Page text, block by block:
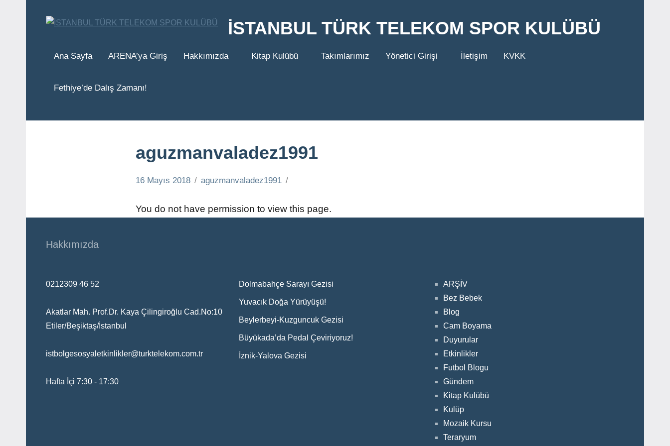
İSTANBUL TÜRK TELEKOM SPOR KULÜBÜ
Ana Sayfa ARENA’ya Giriş Hakkımızda Kitap Kulübü Takımlarımız Yönetici Girişi İletişim KVKK
Fethiye’de Dalış Zamanı!
aguzmanvaladez1991
16 Mayıs 2018 aguzmanvaladez1991
You do not have permission to view this page.
Hakkımızda
0212309 46 52
Akatlar Mah. Prof.Dr. Kaya Çilingiroğlu Cad.No:10
Etiler/Beşiktaş/İstanbul
istbolgesosyaletkinlikler@turktelekom.com.tr
Hafta İçi 7:30 - 17:30
Dolmabahçe Sarayı Gezisi
Yuvacık Doğa Yürüyüşü!
Beylerbeyi-Kuzguncuk Gezisi
Büyükada’da Pedal Çeviriyoruz!
İznik-Yalova Gezisi
ARŞİV
Bez Bebek
Blog
Cam Boyama
Duyurular
Etkinlikler
Futbol Blogu
Gündem
Kitap Kulübü
Kulüp
Mozaik Kursu
Teraryum